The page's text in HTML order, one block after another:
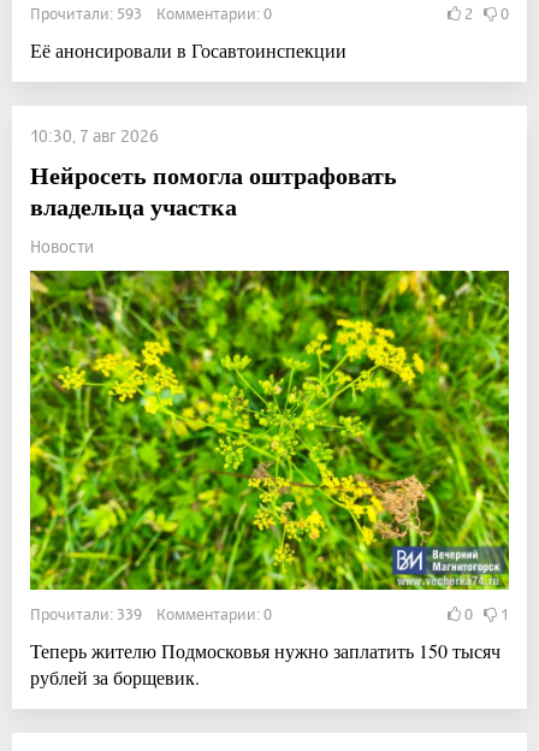
Прочитали: 593 Комментарии: 0 2 0
Её анонсировали в Госавтоинспекции
10:30, 7 авг 2026
Нейросеть помогла оштрафовать
владельца участка
Новости
Прочитали: 339 Комментарии: 0 0 1
Теперь жителю Подмосковья нужно заплатить 150 тысяч
рублей за борщевик.